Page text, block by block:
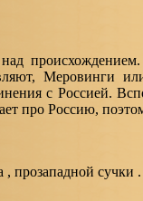
Меровинги
с Россией.
про Россию,
, прозападной сучки .